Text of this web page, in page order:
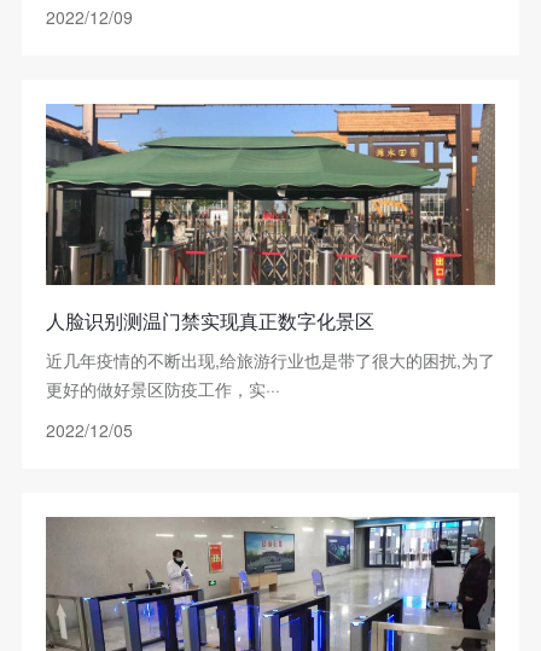
2022/12/09
人脸识别测温门禁实现真正数字化景区
近几年疫情的不断出现,给旅游行业也是带了很大的困扰,为了
更好的做好景区防疫工作，实···
2022/12/05